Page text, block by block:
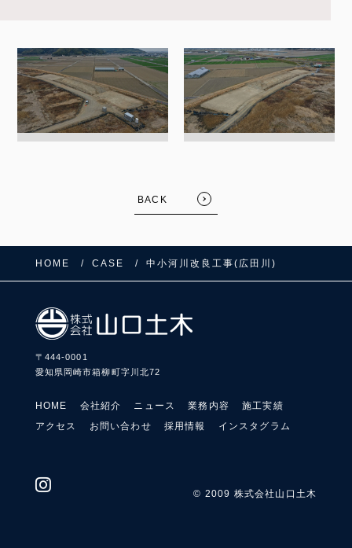
BACK
HOME CASE 中小河川改良工事(広田川)
〒444-0001
愛知県岡崎市箱柳町字川北72
HOME 会社紹介 ニュース 業務内容
施工実績
アクセス
お問い合わせ 採用情報 インスタグラム
© 2009 株式会社山口土木